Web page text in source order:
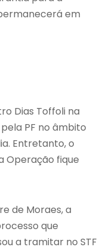
em
Dias Toffoli na
PF no âmbito
Entretanto, o
Operação fique
de Moraes, a
que
a tramitar no STF